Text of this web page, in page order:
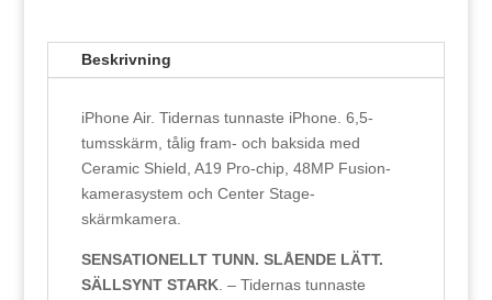
Beskrivning
iPhone Air. Tidernas tunnaste iPhone. 6,5-
tumsskärm, tålig fram- och baksida med
Ceramic Shield, A19 Pro-chip, 48MP Fusion-
kamerasystem och Center Stage-
skärmkamera.
SENSATIONELLT TUNN. SLÅENDE LÄTT.
SÄLLSYNT STARK. – Tidernas tunnaste